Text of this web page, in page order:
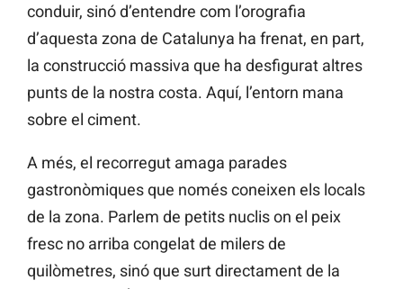
conduir, sinó d’entendre com l’orografia
d’aquesta zona de Catalunya ha frenat, en part,
la construcció massiva que ha desfigurat altres
punts de la nostra costa. Aquí, l’entorn mana
sobre el ciment.
A més, el recorregut amaga parades
gastronòmiques que només coneixen els locals
de la zona. Parlem de petits nuclis on el peix
fresc no arriba congelat de milers de
quilòmetres, sinó que surt directament de la